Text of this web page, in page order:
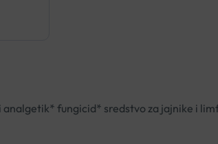
fungicid* sredstvo za jajnike i